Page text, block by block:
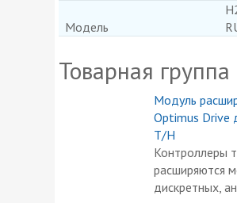
Модель
Товарная группа
Модуль
Optimus Drive
T/H
Контроллеры
расширяются
дискретных,